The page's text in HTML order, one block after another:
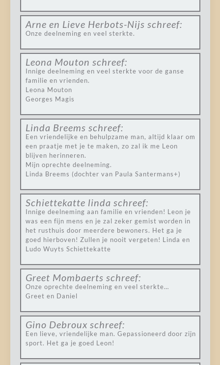
Arne en Lieve Herbots-Nijs schreef:
Onze deelneming en veel sterkte.
Leona Mouton schreef:
Innige deelneming en veel sterkte voor de ganse
familie en vrienden.
Leona Mouton
Georges Magis
Linda Breems schreef:
Een vriendelijke en behulpzame man, altijd klaar om
een praatje met je te maken, zo zal ik me Leon
blijven herinneren.
Mijn oprechte deelneming.
Linda Breems (dochter van Paula Santermans+)
Schiettekatte linda schreef:
Innige deelneming aan familie en vrienden! Leon je
was een fijn mens en je zal zeker gemist worden in
het rusthuis door meerdere bewoners. Het ga je
goed hierboven! Zullen je nooit vergeten! Linda en
Ludo Wuyts Schiettekatte
Greet Mombaerts schreef:
Onze oprechte deelneming en veel sterkte…
Greet en Daniel
Gino Debroux schreef:
Een lieve, vriendelijke man. Gepassioneerd door zijn
sport. Het ga je goed Leon!